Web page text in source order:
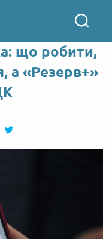
що робити,
а «Резерв+»